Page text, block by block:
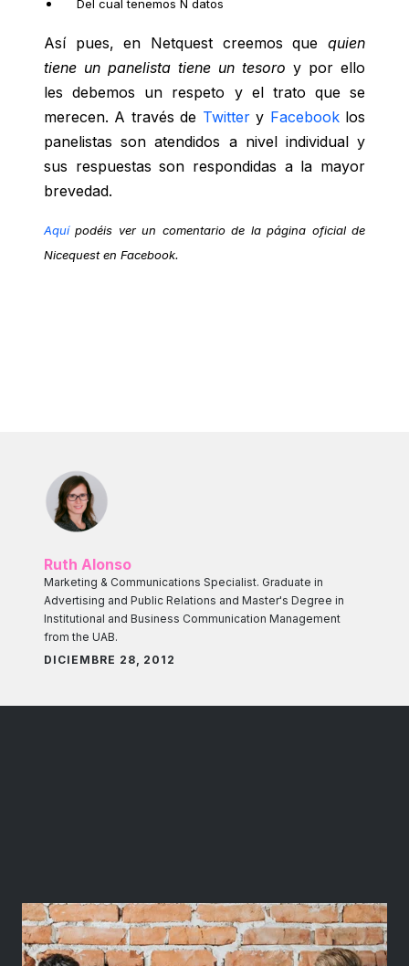
Del cual tenemos N datos
Así pues, en Netquest creemos que quien
tiene un panelista tiene un tesoro y por ello
les debemos un respeto y el trato que se
merecen. A través de Twittery Facebooklos
panelistas son atendidos a nivel individual y
sus respuestas son respondidas a la mayor
brevedad.
Aquípodéis ver un comentario de la página oficial de
Nicequest en Facebook.
Ruth Alonso
Marketing & Communications Specialist. Graduate in
Advertising and Public Relations and Master's Degree in
Institutional and Business Communication Management
from the UAB.
DICIEMBRE 28, 2012